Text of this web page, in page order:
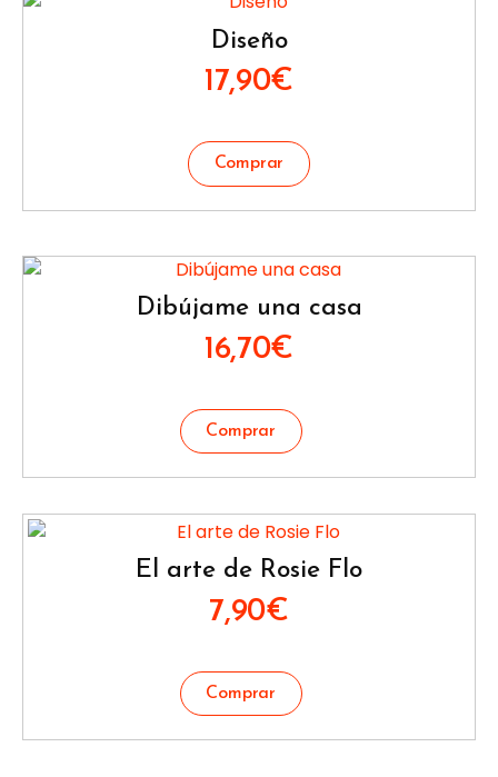
Diseño
17,90€
Dibújame una casa
16,70€
El arte de Rosie Flo
7,90€